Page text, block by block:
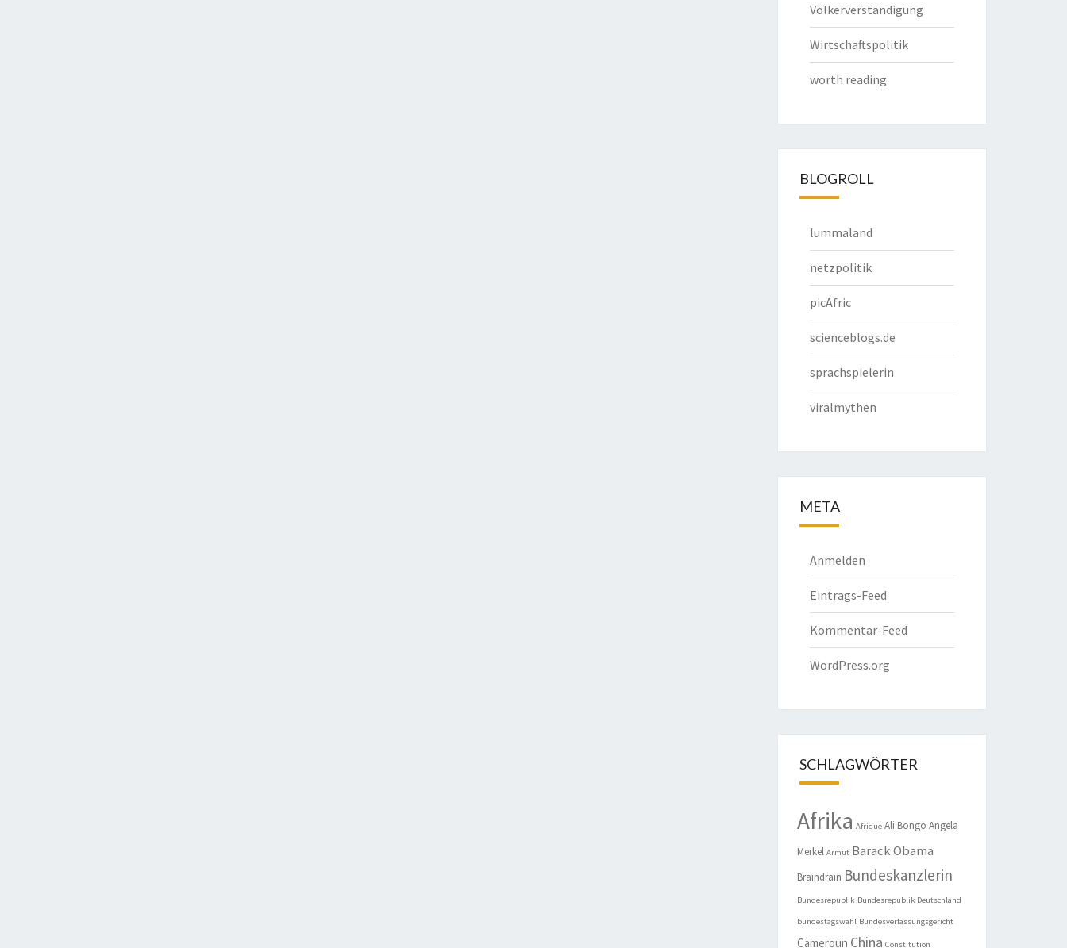
Völkerverständigung
Wirtschaftspolitik
worth reading
BLOGROLL
lummaland
netzpolitik
picAfric
scienceblogs.de
sprachspielerin
viralmythen
META
Anmelden
Eintrags-Feed
Kommentar-Feed
WordPress.org
SCHLAGWÖRTER
Afrika Afrique Ali Bongo Angela
Merkel Armut Barack Obama
Braindrain Bundeskanzlerin
Bundesrepublik Bundesrepublik Deutschland
bundestagswahl Bundesverfassungsgericht
Cameroun China Constitution